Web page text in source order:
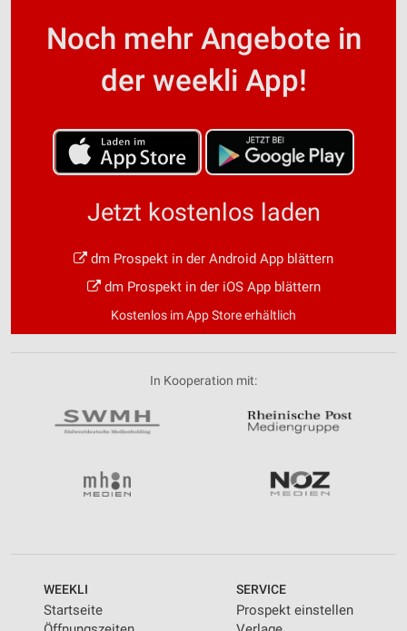
Noch mehr Angebote in
der weekli App!
Jetzt kostenlos laden
dm Prospekt in der Android App blättern
dm Prospekt in der iOS App blättern
Kostenlos im App Store erhältlich
In Kooperation mit:
WEEKLI
Startseite
SERVICE
Prospekt einstellen